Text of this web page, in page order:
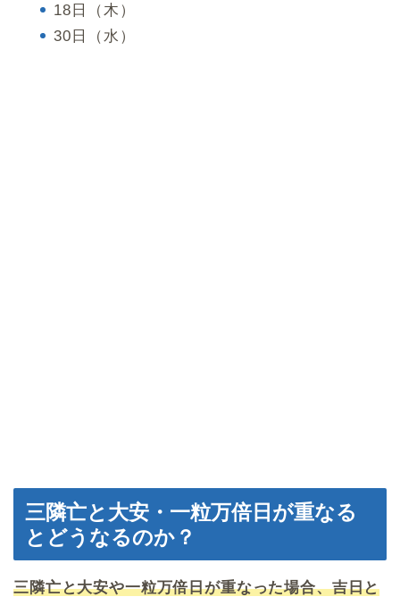
18日（木）
30日（水）
三隣亡と大安・一粒万倍日が重なる
とどうなるのか？
三隣亡と大安や一粒万倍日が重なった場合、吉日と